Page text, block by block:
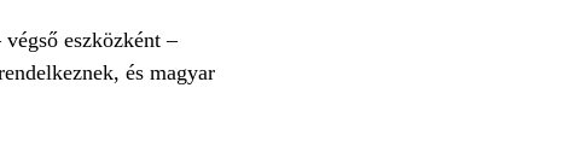
eszközként –
és magyar